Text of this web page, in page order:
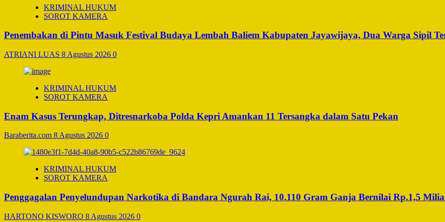
KRIMINAL HUKUM
SOROT KAMERA
Penembakan di Pintu Masuk Festival Budaya Lembah Baliem Kabupaten Jayawijaya, Dua Warga Sipil
ATRIANI LUAS 8 Agustus 2026 0
KRIMINAL HUKUM
SOROT KAMERA
Enam Kasus Terungkap, Ditresnarkoba Polda Kepri Amankan 11 Tersangka dalam Satu Pekan
Baraberita.com 8 Agustus 2026 0
KRIMINAL HUKUM
SOROT KAMERA
Penggagalan Penyelundupan Narkotika di Bandara Ngurah Rai, 10.110 Gram Ganja Bernilai Rp.1,5
HARTONO KISWORO 8 Agustus 2026 0